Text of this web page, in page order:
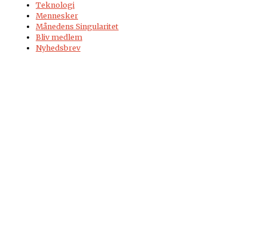
Teknologi
Mennesker
Månedens Singularitet
Bliv medlem
Nyhedsbrev